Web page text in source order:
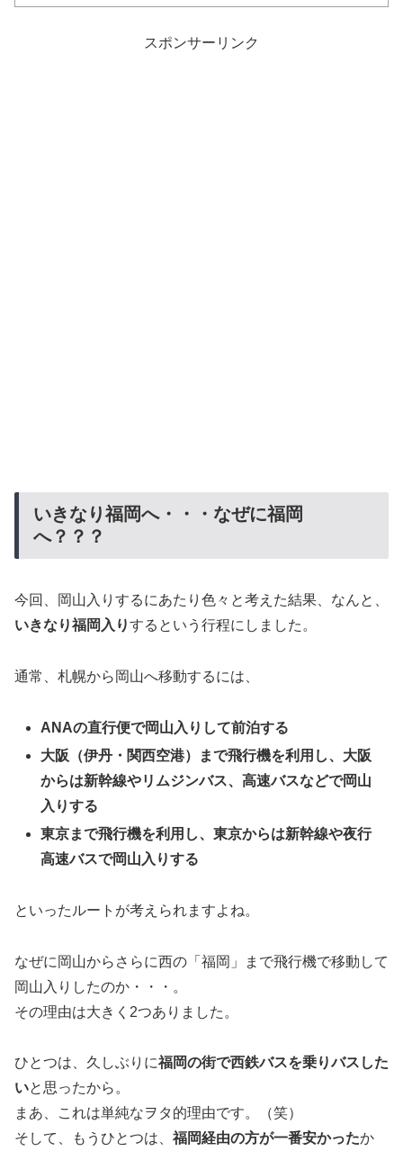
スポンサーリンク
いきなり福岡へ・・・なぜに福岡
へ？？？
今回、岡山入りするにあたり色々と考えた結果、なんと、
いきなり福岡入りするという行程にしました。
通常、札幌から岡山へ移動するには、
ANAの直行便で岡山入りして前泊する
大阪（伊丹・関西空港）まで飛行機を利用し、大阪
からは新幹線やリムジンバス、高速バスなどで岡山
入りする
東京まで飛行機を利用し、東京からは新幹線や夜行
高速バスで岡山入りする
といったルートが考えられますよね。
なぜに岡山からさらに西の「福岡」まで飛行機で移動して
岡山入りしたのか・・・。
その理由は大きく2つありました。
ひとつは、久しぶりに福岡の街で西鉄バスを乗りバスした
いと思ったから。
まあ、これは単純なヲタ的理由です。（笑）
そして、もうひとつは、 福岡経由の方が一番安かったか